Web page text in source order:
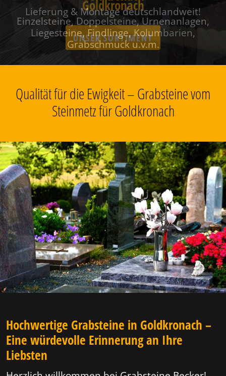
Goldkronach
Einzelsteine, Doppelsteine, Urnenanlagen,
Liegesteine, Findlinge, Kolumbarien,
Grabschmuck u.v.m.
Qualität für die Ewigkeit – Grabsteine vom
Steinmetz für Goldkronach
Hochwertige Grabsteine in Goldkronach –
Eine würdevolle Erinnerung an Ihre
Liebsten